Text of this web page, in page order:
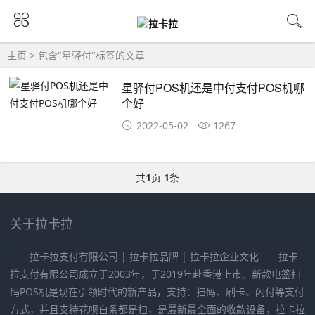
主页 > 包含"星驿付"标签的文章
星驿付POS机还是中付支付POS机哪
个好
2022-05-02 1267
共1页 1条
关于拉卡拉
拉卡拉支付有限公司 | 拉卡拉品牌 | 拉卡拉企业文化 拉卡
拉支付有限公司成立于2003年，于2019年赴香港上市。新款电签扫
码POS机是现在引领时代的新产品，支持：扫码、刷卡、闪付等支付
方式，并且支持花呗白条都是扫，是最新最全面的收款设备，拉卡拉